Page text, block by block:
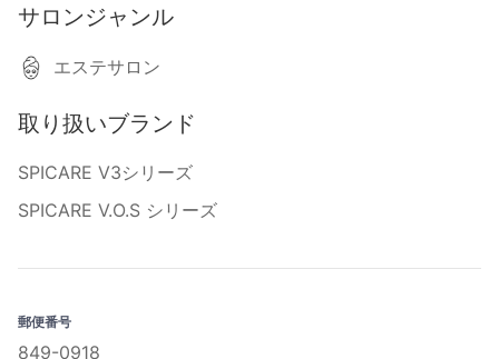
サロンジャンル
エステサロン
取り扱いブランド
SPICARE V3シリーズ
SPICARE V.O.S シリーズ
郵便番号
849-0918